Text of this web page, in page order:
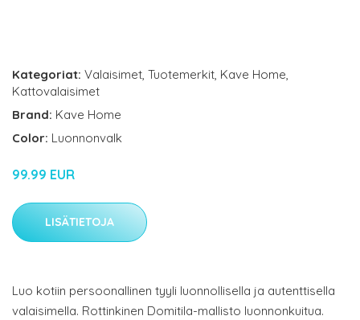
Kategoriat: Valaisimet, Tuotemerkit, Kave Home,
Kattovalaisimet
Brand: Kave Home
Color: Luonnonvalk
99.99 EUR
LISÄTIETOJA
Luo kotiin persoonallinen tyyli luonnollisella ja autenttisella
valaisimella. Rottinkinen Domitila-mallisto luonnonkuitua.